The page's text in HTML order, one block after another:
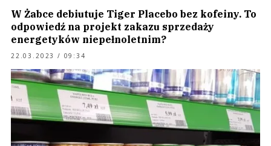
W Żabce debiutuje Tiger Placebo bez kofeiny. To
odpowiedź na projekt zakazu sprzedaży
energetyków niepełnoletnim?
22.03.2023 / 09:34